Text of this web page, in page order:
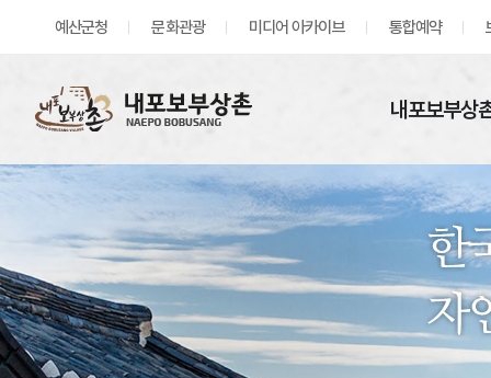
예산군청 문화관광 미디어 아카이브 통합예약
내포보부상